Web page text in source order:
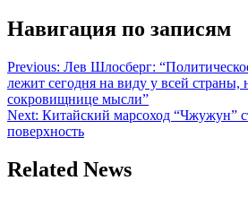
Навигация по записям
Previous: Лев Шлосберг:
лежит сегодня на виду у всей страны,
сокровищнице мысли”
Next: Китайский марсоход “Чжужун”
поверхность
Related News